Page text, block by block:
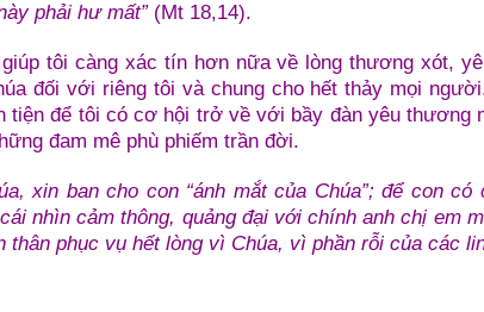
phải hư mất”(Mt 18,14).
giúp tôi càng xác tín hơn nữa về lòng thương xót,
đối với riêng tôi và chung cho hết thảy mọi
tiện để tôi có cơ hội trở về với bầy đàn yêu thương
đam mê phù phiếm trần đời.
xin ban cho con “ánh mắt của Chúa”; để con
nhìn cảm thông, quảng đại với chính anh chị em
thân phục vụ hết lòng vì Chúa, vì phần rỗi của các